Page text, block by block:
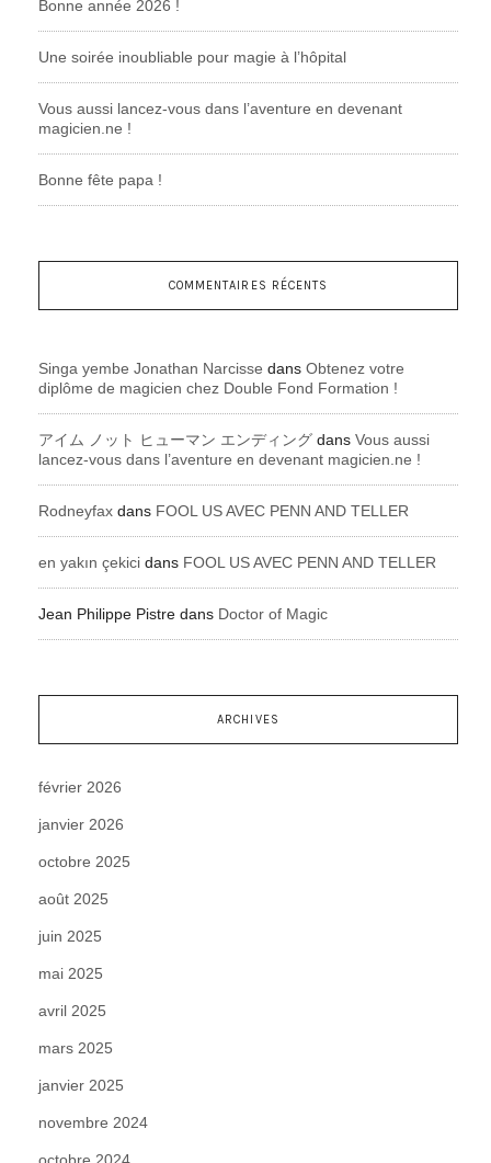
Bonne année 2026 !
Une soirée inoubliable pour magie à l’hôpital
Vous aussi lancez-vous dans l’aventure en devenant
magicien.ne !
Bonne fête papa !
COMMENTAIRES RÉCENTS
Singa yembe Jonathan Narcisse dans Obtenez votre
diplôme de magicien chez Double Fond Formation !
アイム ノット ヒューマン エンディング dans Vous aussi
lancez-vous dans l’aventure en devenant magicien.ne !
Rodneyfax dans FOOL US AVEC PENN AND TELLER
en yakın çekici dans FOOL US AVEC PENN AND TELLER
Jean Philippe Pistre dans Doctor of Magic
ARCHIVES
février 2026
janvier 2026
octobre 2025
août 2025
juin 2025
mai 2025
avril 2025
mars 2025
janvier 2025
novembre 2024